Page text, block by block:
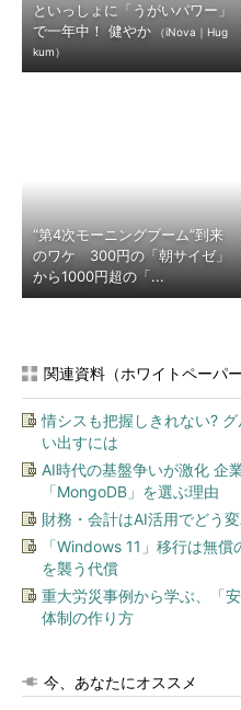
といっしょに「うがいパワー」
で一年中！ 健やか
（iNova｜Hug
kum）
“第4次モーニングブーム”到来
のワケ 300円の「朝サイゼ」
から1000円超の「...
関連資料（ホワイトペーパー
情シスも把握しきれない?
い出すには
AI時代の基盤争いが激化 企
「MongoDB」を選ぶ理由
財務・会計はAI活用でどう
「Windows 11」移行は無
を襲う代償
重大労災事例から学ぶ、「
体制の作り方
今、あなたにオススメ